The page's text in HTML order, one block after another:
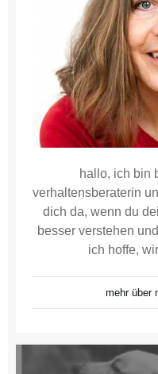
hallo, ich bin
verhaltensberaterin
dich da, wenn du
besser verstehen
ich hoffe,
mehr über